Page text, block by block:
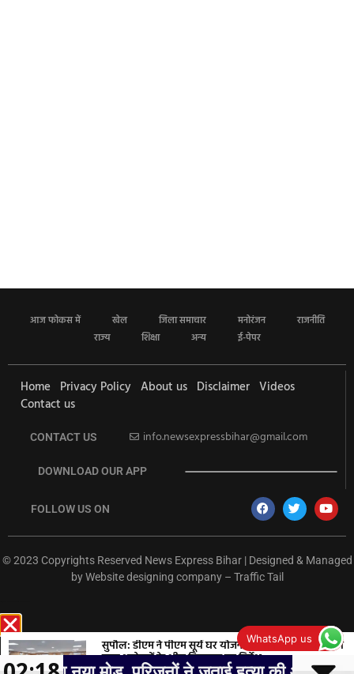
आज फोकस में खेल जिला समाचार मनोरंजन
राजनीति
राज्य
शिक्षा अन्य ई-पेपर
Home Privacy Policy About us Disclaimer Videos
Contact us
CONTACT US info.newsexpressbihar@gmail.com
DOWNLOAD OUR APP
FOLLOW US ON
© 2023 Copyrights Reserved News Express Bihar | Designed & Managed
byWebsite designing company– Traffic Tail
WhatsApp us
सुपौल: डीएम ने पीएम सूर्य घर योजना की समीक्षा की, बैंकों को
ऋण आवेदनों के शीघ्र निष्पादन का निर्देश